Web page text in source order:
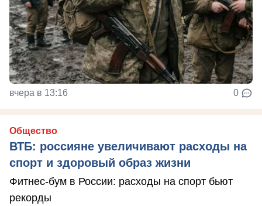
вчера в 13:16 0
Общество
ВТБ: россияне увеличивают расходы на
спорт и здоровый образ жизни
Фитнес-бум в России: расходы на спорт бьют
рекорды